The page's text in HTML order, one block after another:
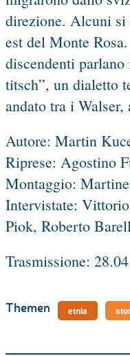
direzione. Alcuni si
est del Monte
discendenti
titsch”, un dialetto
andato tra i
Autore: Martin
Riprese: Agostino
Montaggio:
Intervistate:
Piok, Roberto
Trasmissione:
Themen etnia